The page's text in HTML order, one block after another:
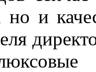
но и